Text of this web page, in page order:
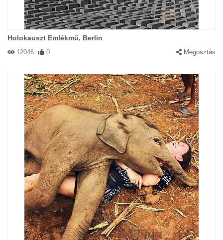
Holokauszt Emlékmű, Berlin
12046 0 Megosztás